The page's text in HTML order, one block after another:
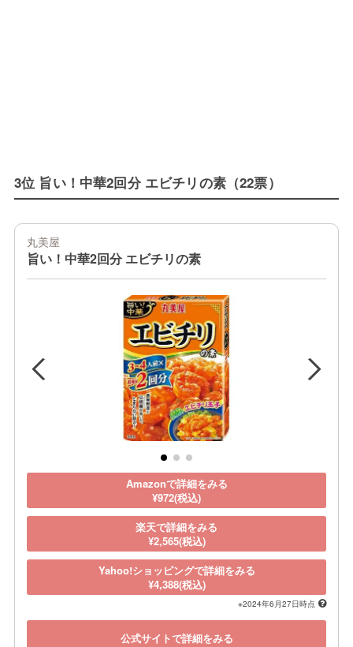
3位 旨い！中華2回分 エビチリの素（22票）
丸美屋
旨い！中華2回分 エビチリの素
Amazonで詳細をみる
¥972(税込)
楽天で詳細をみる
¥2,565(税込)
Yahoo!ショッピングで詳細をみる
¥4,388(税込)
※2024年6月27日時点
公式サイトで詳細をみる